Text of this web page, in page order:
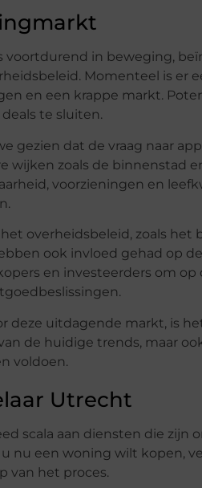
in beweging,
Momenteel is er
en een krappe markt.
te sluiten.
gezien dat de vraag naar
wijken zoals de binnenstad
voorzieningen en
overheidsbeleid, zoals
ook invloed gehad op
en investeerders om
deze uitdagende markt, is
de huidige trends, maar
voldoen.
Utrecht
scala aan diensten die
nu een woning wilt kopen,
van het proces.